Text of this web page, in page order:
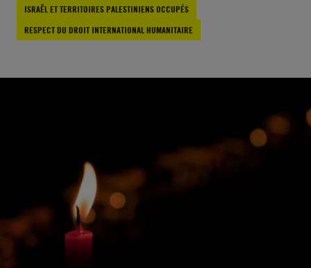
ISRAËL ET TERRITOIRES PALESTINIENS OCCUPÉS
RESPECT DU DROIT INTERNATIONAL HUMANITAIRE